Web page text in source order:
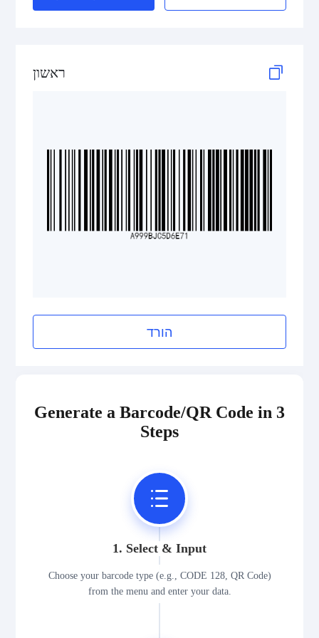
HIBC QR Codeראשון
הורד
Generate a Barcode/QR Code in 3
Steps
1. Select & Input
Choose your barcode type (e.g., CODE 128, QR Code)
from the menu and enter your data.